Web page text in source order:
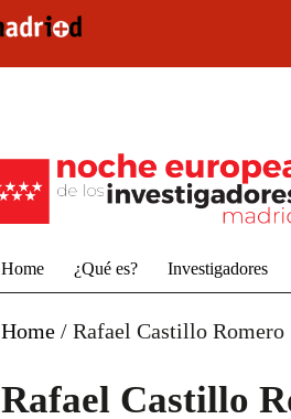
Home ¿Qué es? Investigadores
Home / Rafael Castillo Romero
Rafael Castillo